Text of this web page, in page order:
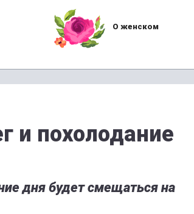
О женском
и похолодание
дня будет смещаться на